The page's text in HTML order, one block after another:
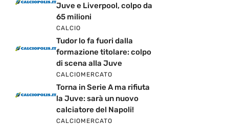
Juve e Liverpool, colpo da
65 milioni
CALCIO
Tudor lo fa fuori dalla
formazione titolare: colpo
di scena alla Juve
CALCIOMERCATO
Torna in Serie A ma rifiuta
la Juve: sarà un nuovo
calciatore del Napoli!
CALCIOMERCATO